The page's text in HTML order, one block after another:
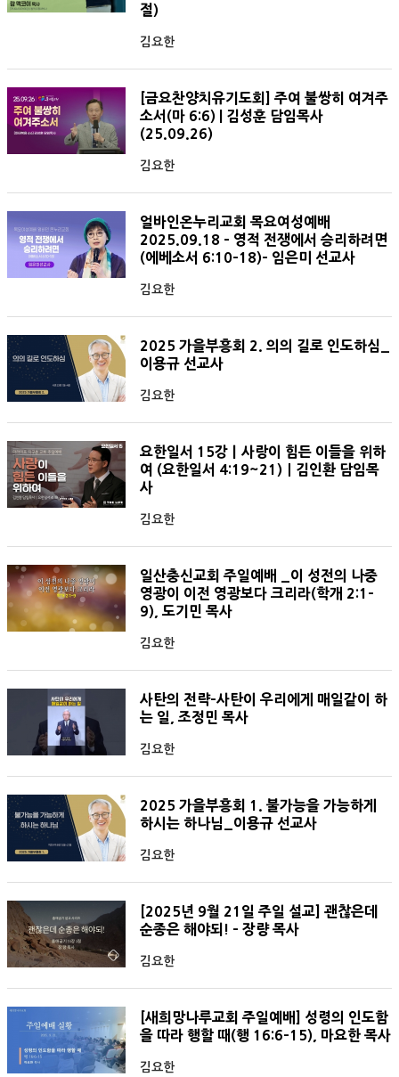
절)
김요한
[금요찬양치유기도회] 주여 불쌍히 여겨주
소서(마 6:6) | 김성훈 담임목사
(25.09.26)
김요한
얼바인온누리교회 목요여성예배
2025.09.18 - 영적 전쟁에서 승리하려면
(에베소서 6:10-18)- 임은미 선교사
김요한
2025 가을부흥회 2. 의의 길로 인도하심_
이용규 선교사
김요한
요한일서 15강ㅣ사랑이 힘든 이들을 위하
여 (요한일서 4:19~21)｜김인환 담임목
사
김요한
일산충신교회 주일예배 _이 성전의 나중
영광이 이전 영광보다 크리라(학개 2:1-
9), 도기민 목사
김요한
사탄의 전략-사탄이 우리에게 매일같이 하
는 일, 조정민 목사
김요한
2025 가을부흥회 1. 불가능을 가능하게
하시는 하나님_이용규 선교사
김요한
[2025년 9월 21일 주일 설교] 괜찮은데
순종은 해야되! - 장량 목사
김요한
[새희망나루교회 주일예배] 성령의 인도함
을 따라 행할 때(행 16:6-15), 마요한 목사
김요한